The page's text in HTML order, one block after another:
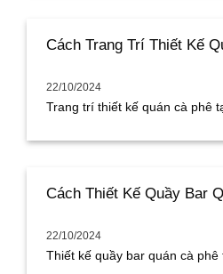
Cách Trang Trí Thiết Kế
22/10/2024
Trang trí thiết kế quán cà phê
Cách Thiết Kế Quầy Bar
22/10/2024
Thiết kế quầy bar quán cà